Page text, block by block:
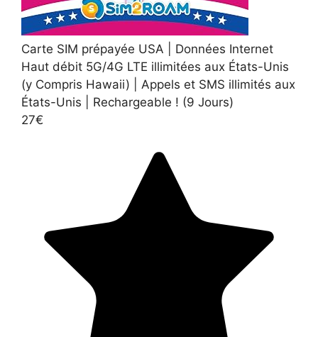
Carte SIM prépayée USA | Données Internet
Haut débit 5G/4G LTE illimitées aux États-Unis
(y Compris Hawaii) | Appels et SMS illimités aux
États-Unis | Rechargeable ! (9 Jours)
27€